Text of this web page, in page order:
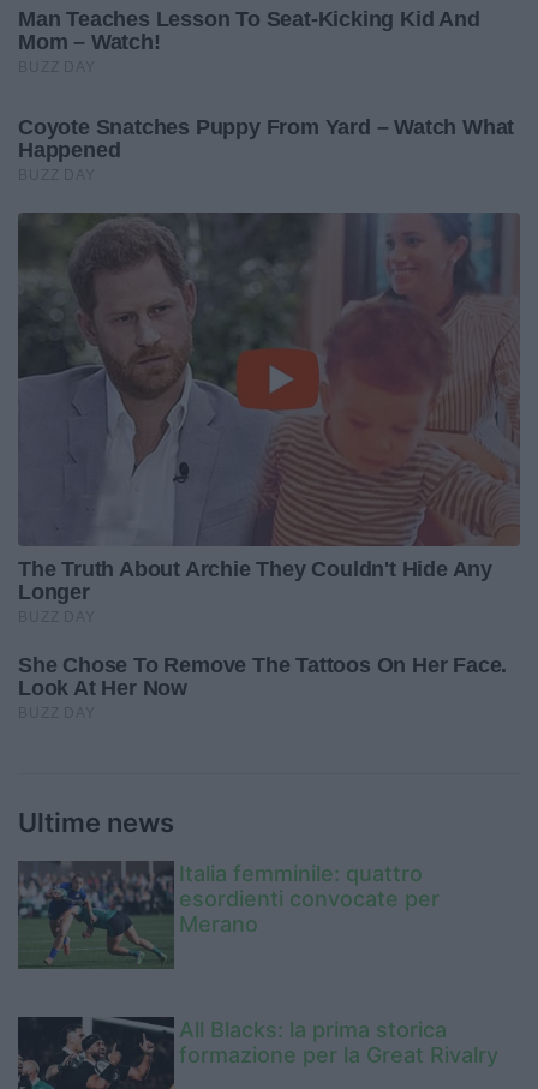
Ultime news
Italia femminile: quattro
esordienti convocate per
Merano
All Blacks: la prima storica
formazione per la Great Rivalry